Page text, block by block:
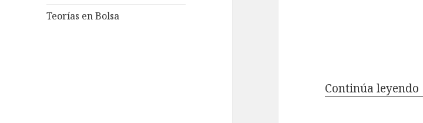
Teorías en Bolsa
Continúa leyendo